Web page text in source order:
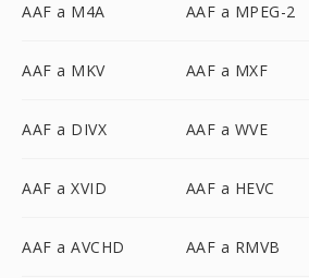
AAF a M4A AAF a MPEG-2
AAF a MKV AAF a MXF
AAF a DIVX AAF a WVE
AAF a XVID AAF a HEVC
AAF a AVCHD AAF a RMVB